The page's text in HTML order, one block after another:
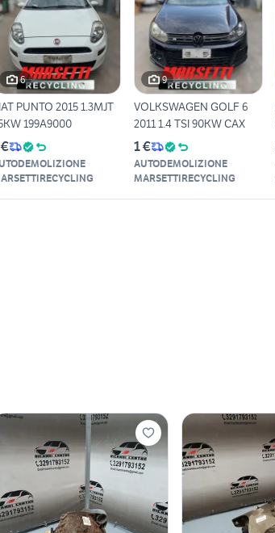
6
PUNTO 2015 1.3MJT
199A9000
9
VOLKSWAGEN GOLF 6
2011 1.4 TSI 90KW CAX
1 €
AUTODEMOLIZIONE
MARSETTIRECYCLING